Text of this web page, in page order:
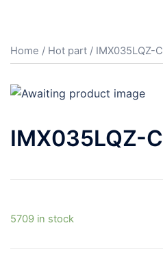
Home / Hot part / IMX035LQZ-C
IMX035LQZ-C
5709 in stock